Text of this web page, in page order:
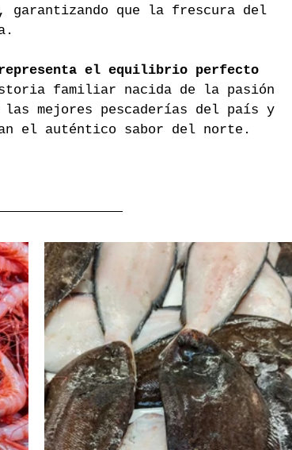
garantizando que la frescura del
representa el equilibrio perfecto
familiar nacida de la pasión
mejores pescaderías del país y
el auténtico sabor del norte.